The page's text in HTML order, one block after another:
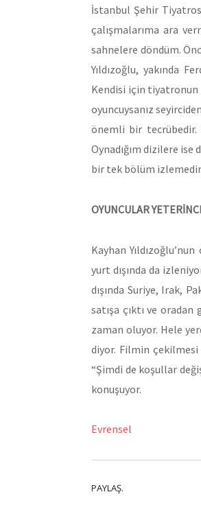
İstanbul Şehir
çalışmalarıma ara
sahnelere döndüm.
Yıldızoğlu, yakında
Kendisi için tiyatronun
oyuncuysanız
önemli bir tecrübedir.
Oynadığım dizilere
bir tek bölüm
OYUNCULAR
Kayhan
yurt dışında da
dışında Suriye, Irak,
satışa çıktı ve
zaman oluyor. Hele
diyor. Filmin çekilmesi
“Şimdi de koşullar
konuşuyor.
Evrensel
PAYLAŞ.